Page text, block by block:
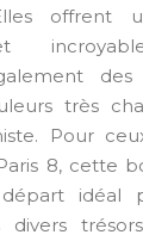
offrent
des
très
Pour
8, cette
idéal
divers